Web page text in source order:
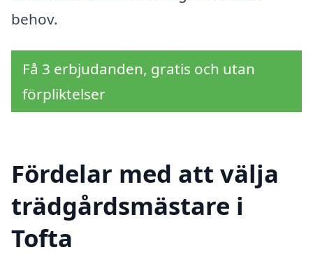
behov.
Få 3 erbjudanden, gratis och utan
förpliktelser
Fördelar med att välja
trädgårdsmästare i
Tofta